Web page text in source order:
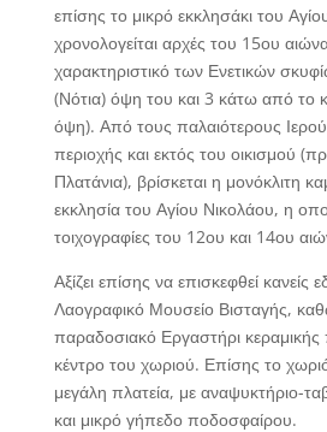
επίσης το μικρό εκκλησάκι του
χρονολογείται αρχές του 15ου
χαρακτηριστικό των Ενετικών
(Νότια) όψη του και 3 κάτω από το
όψη). Από τους παλαιότερους
περιοχής και εκτός του οικισμού
Πλατάνια), βρίσκεται η μονόκλιτη
εκκλησία του Αγίου Νικολάου, η
τοιχογραφίες του 12ου και 14ου
Αξίζει επίσης να επισκεφθεί κανείς
Λαογραφικό Μουσείο Βισταγής,
παραδοσιακό Εργαστήρι κεραμικής
κέντρο του χωριού. Επίσης το
μεγάλη πλατεία, με αναψυκτήριο-
και μικρό γήπεδο ποδοσφαίρου.